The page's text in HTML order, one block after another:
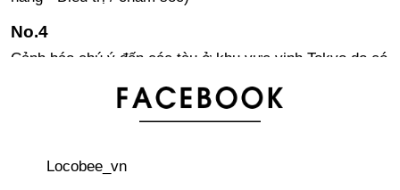
Cảnh báo chú ý đến các tàu ở khu vực vịnh Tokyo do có
Nhật BảnLocobee_vn